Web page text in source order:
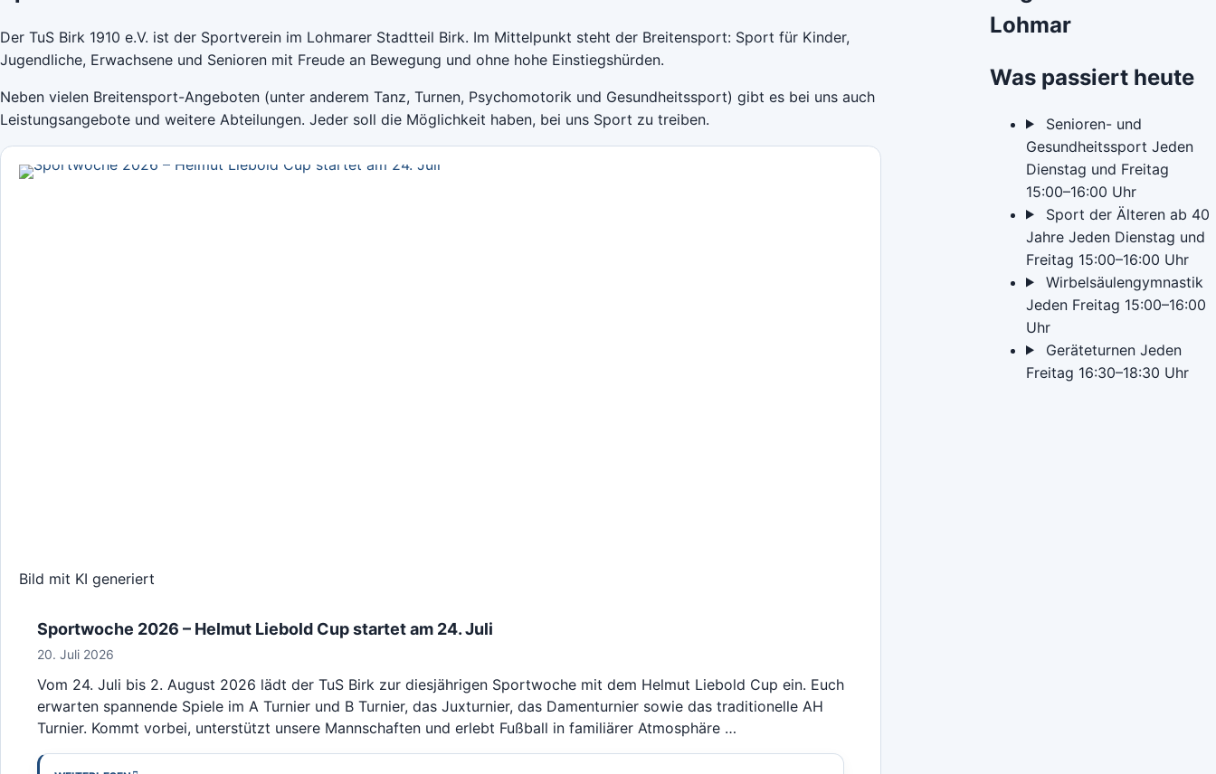
Der TuS Birk 1910 e.V. ist der Sportverein im Lohmarer Stadtteil Birk. Im Mittelpunkt steht der Breitensport: Sport für Kinder,
Jugendliche, Erwachsene und Senioren mit Freude an Bewegung und ohne hohe Einstiegshürden.
Neben vielen Breitensport-Angeboten (unter anderem Tanz, Turnen, Psychomotorik und Gesundheitssport) gibt es bei uns auch
Leistungsangebote und weitere Abteilungen. Jeder soll die Möglichkeit haben, bei uns Sport zu treiben.
Bild mit KI generiert
Sportwoche 2026 – Helmut Liebold Cup startet am 24. Juli
20. Juli 2026
Vom 24. Juli bis 2. August 2026 lädt der TuS Birk zur diesjährigen Sportwoche mit dem Helmut Liebold Cup ein. Euch
erwarten spannende Spiele im A Turnier und B Turnier, das Juxturnier, das Damenturnier sowie das traditionelle AH
Turnier. Kommt vorbei, unterstützt unsere Mannschaften und erlebt Fußball in familiärer Atmosphäre …
Lohmar
Was passiert heute
Senioren- und
Gesundheitssport Jeden
Dienstag und Freitag
15:00–16:00 Uhr
Sport der Älteren ab 40
Jahre Jeden Dienstag und
Freitag 15:00–16:00 Uhr
Wirbelsäulengymnastik
Jeden Freitag 15:00–16:00
Uhr
Geräteturnen Jeden
Freitag 16:30–18:30 Uhr